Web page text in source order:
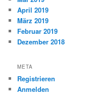
April 2019
März 2019
Februar 2019
Dezember 2018
META
Registrieren
Anmelden